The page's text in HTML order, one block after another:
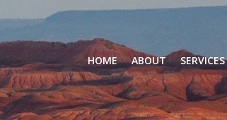
HOME ABOUT SERVICES